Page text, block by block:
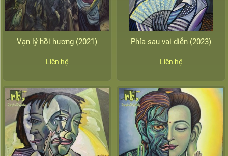
Vạn lý hồi hương (2021)
Liên hệ
Phía sau vai diễn (2023)
Liên hệ